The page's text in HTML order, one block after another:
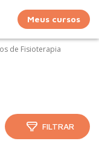
Meus cursos
de Fisioterapia
FILTRAR